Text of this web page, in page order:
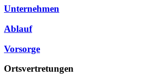
Unternehmen
Ablauf
Vorsorge
Ortsvertretungen